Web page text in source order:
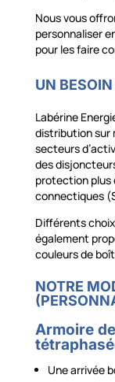
Nous vous
personnaliser
pour les faire
UN
Labérine
distribution sur
secteurs
des
protection plus
connectiques
Différents
également
couleurs de
NOTRE
Armoire
Une arrivée